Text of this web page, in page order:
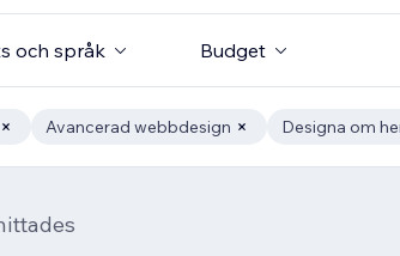
och språk Budget
Avancerad webbdesign Designa om